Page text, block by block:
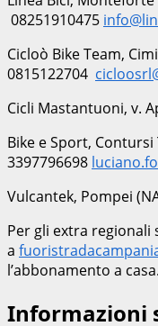
08251910475
Cicloò Bike Team,
0815122704
Cicli Mastantuoni, v.
Bike e Sport,
3397796698
Vulcantek, Pompei
Per gli extra regionali
a
l’abbonamento a casa.
Informazioni